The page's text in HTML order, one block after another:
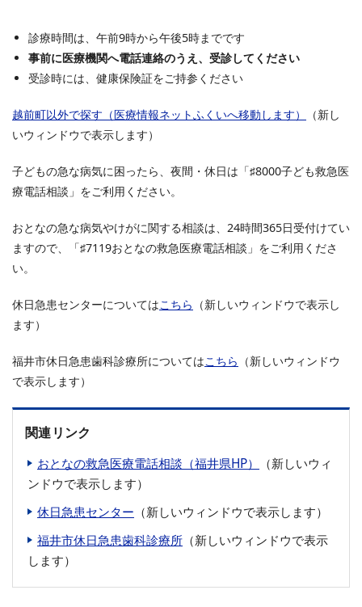
診療時間は、午前9時から午後5時までです
事前に医療機関へ電話連絡のうえ、受診してください
受診時には、健康保険証をご持参ください
越前町以外で探す（医療情報ネットふくいへ移動します）
（新し
いウィンドウで表示します）
子どもの急な病気に困ったら、夜間・休日は「♯8000子ども救急医
療電話相談」をご利用ください。
おとなの急な病気やけがに関する相談は、24時間365日受付けてい
ますので、「♯7119おとなの救急医療電話相談」をご利用くださ
い。
休日急患センターについてはこちら （新しいウィンドウで表示し
ます）
福井市休日急患歯科診療所についてはこちら （新しいウィンドウ
で表示します）
関連リンク
おとなの救急医療電話相談（福井県HP）
（新しいウィ
ンドウで表示します）
休日急患センター （新しいウィンドウで表示します）
福井市休日急患歯科診療所 （新しいウィンドウで表示
します）